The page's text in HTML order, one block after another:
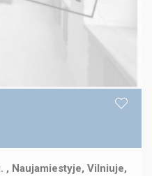
, Naujamiestyje, Vilniuje,